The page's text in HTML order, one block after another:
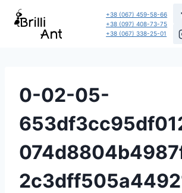
Перейти
+38 (067) 459-58-66
+38 (097) 408-73-75
+38 (067) 338-25-01
0-02-05-